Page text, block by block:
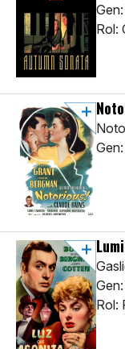
Rol:
Rol: